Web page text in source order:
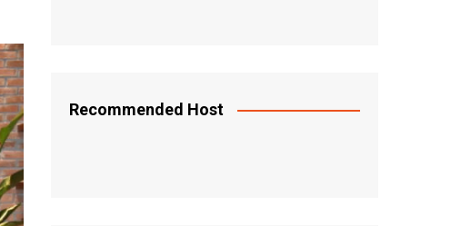
Recommended Host